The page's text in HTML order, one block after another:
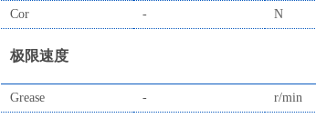
Cor - N
极限速度
Grease - r/min